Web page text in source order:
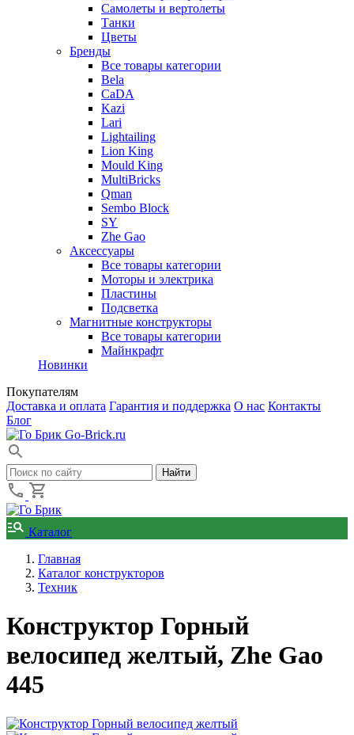
Самолеты и вертолеты
Танки
Цветы
Бренды
Все товары категории
Bela
CaDA
Kazi
Lari
Lightailing
Lion King
Mould King
MultiBricks
Qman
Sembo Block
SY
Zhe Gao
Аксессуары
Все товары категории
Моторы и электрика
Пластины
Подсветка
Магнитные конструкторы
Все товары категории
Майнкрафт
Новинки
Покупателям
Доставка и оплата Гарантия и поддержка О нас Контакты
Блог
Go-Brick.ru
Каталог
Главная
Каталог конструкторов
Техник
Конструктор Горный
велосипед желтый, Zhe Gao
445